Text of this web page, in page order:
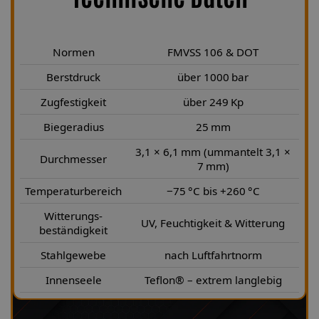
Normen
FMVSS 106 & DOT
Berstdruck
über 1000 bar
Zugfestigkeit
über 249 Kp
Biegeradius
25 mm
Durchmesser
3,1 × 6,1 mm (ummantelt 3,1 ×
7 mm)
Temperaturbereich
−75 °C bis +260 °C
Witterungs-
beständigkeit
UV, Feuchtigkeit & Witterung
Stahlgewebe
nach Luftfahrtnorm
Innenseele
Teflon® – extrem langlebig